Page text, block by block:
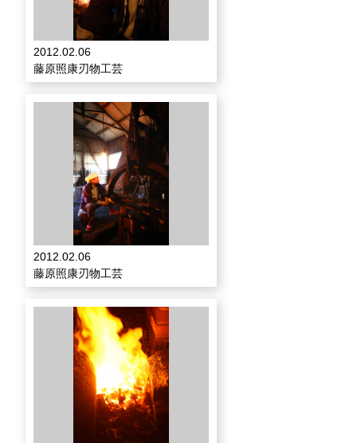
2012.02.06
藤原照康刃物工芸
2012.02.06
藤原照康刃物工芸